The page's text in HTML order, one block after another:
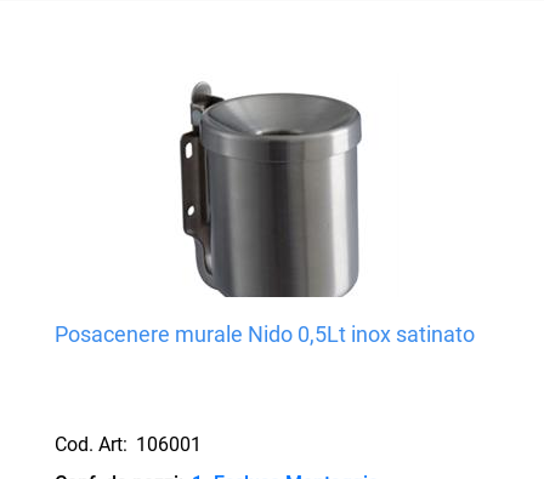
Posacenere murale Nido 0,5Lt inox satinato
Cod. Art: 106001